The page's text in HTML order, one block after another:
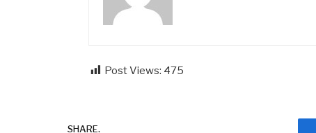
Post Views: 475
SHARE.